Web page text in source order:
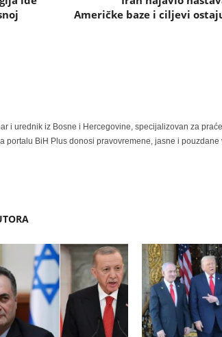
Američke baze i ciljevi
i urednik iz Bosne i Hercegovine, specijalizovan za
portalu BiH Plus donosi pravovremene, jasne i pouzdane